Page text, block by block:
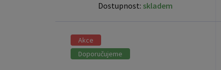
Dostupnost: skladem
Akce
Doporučujeme